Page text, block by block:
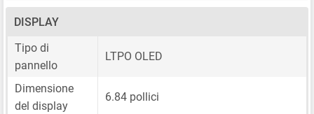
DISPLAY
Tipo di
pannello
LTPO OLED
Dimensione
del display
6.84 pollici